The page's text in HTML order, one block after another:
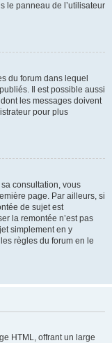
le panneau de l’utilisateur
du forum dans lequel
Il est possible aussi
les messages doivent
pour plus
consultation, vous
page. Par ailleurs, si
de sujet est
la remontée n’est pas
simplement en y
règles du forum en le
HTML, offrant un large